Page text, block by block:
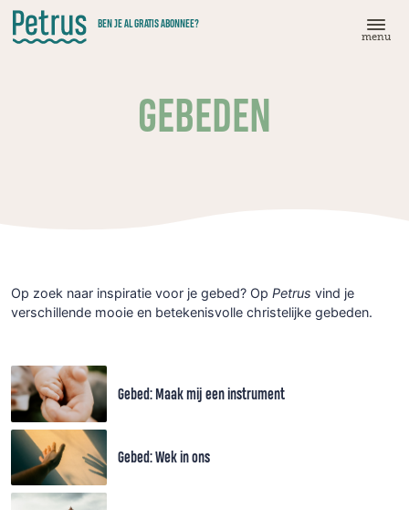
Doorgaan
naar
hoofdinhoud
BEN JE AL GRATIS ABONNEE?
menu
GEBEDEN
Op zoek naar inspiratie voor je gebed? Op Petrus vind je
verschillende mooie en betekenisvolle christelijke gebeden.
Gebed: Maak mij een instrument
Gebed: Wek in ons